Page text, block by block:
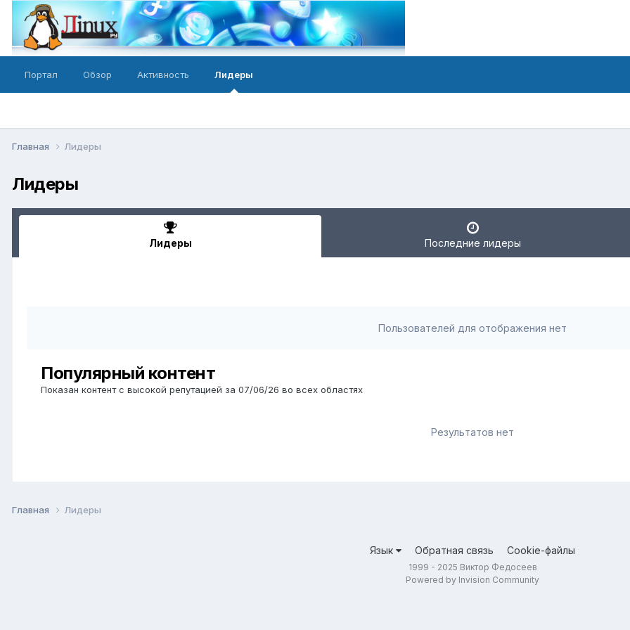
Портал Обзор Активность Лидеры
Главная Лидеры
Лидеры
Лидеры Последние лидеры
Пользователей для отображения нет
Популярный контент
Показан контент с высокой репутацией за 07/06/26 во всех областях
Результатов нет
Главная Лидеры
Язык Обратная связь Cookie-файлы
1999 - 2025 Виктор Федосеев
Powered by Invision Community